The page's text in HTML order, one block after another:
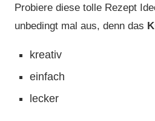
Probiere diese tolle Rezept
unbedingt mal aus, denn das
kreativ
einfach
lecker